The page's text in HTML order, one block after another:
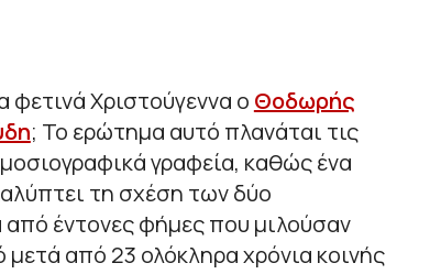
φετινά Χριστούγεννα ο Θοδωρής
; Το ερώτημα αυτό πλανάται τις
γραφεία, καθώς ένα
τη σχέση των δύο
έντονες φήμες που μιλούσαν
μετά από 23 ολόκληρα χρόνια κοινής